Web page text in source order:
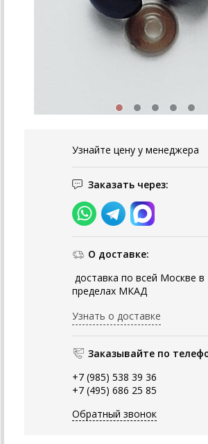
Узнайте цену у менеджера
Заказать через:
О доставке:
доставка по всей Москве в
пределах МКАД
Узнать о доставке
Заказывайте по
+7 (985) 538 39 36
+7 (495) 686 25 85
Обратный звонок